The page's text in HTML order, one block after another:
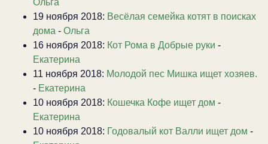
19 ноября 2018: Весёлая семейка котят в поисках
дома - Ольга
16 ноября 2018: Кот Рома в Добрые руки -
Екатерина
11 ноября 2018: Молодой пес Мишка ищет хозяев.
- Екатерина
10 ноября 2018: Кошечка Кофе ищет дом -
Екатерина
10 ноября 2018: Годовалый кот Валли ищет дом -